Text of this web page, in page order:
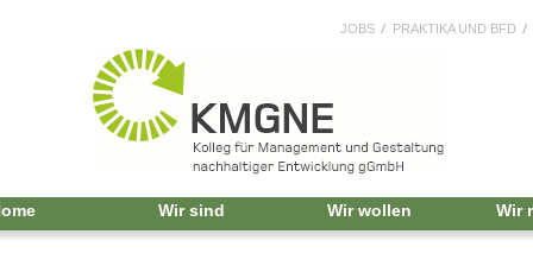
JOBS PRAKTIKA UND BFD
Wir sind Wir wollen Wir